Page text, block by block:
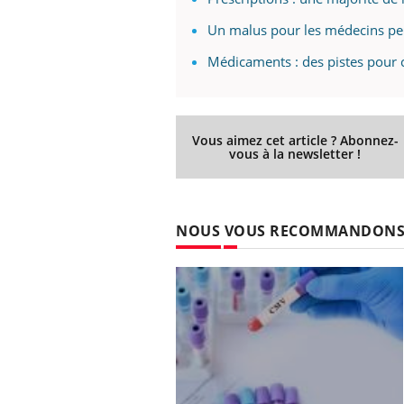
Un malus pour les médecins
Médicaments : des pistes
Vous aimez cet article ? Abonnez-
vous à la newsletter !
NOUS VOUS RECOMMANDONS
Il y a des sujets qui sont faciles à aborder...
d'autres non ! D'un côté, poser des